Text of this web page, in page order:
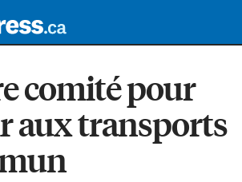
comité pour
aux transports